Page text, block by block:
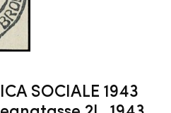
SOCIALE 1943